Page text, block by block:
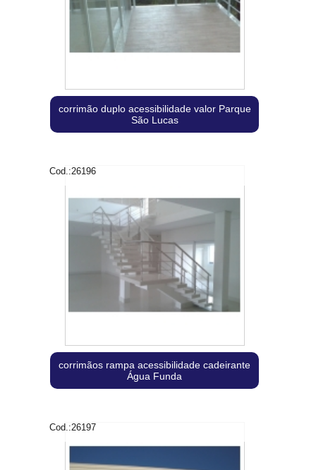
corrimão duplo acessibilidade valor Parque
São Lucas
Cod.:26196
corrimãos rampa acessibilidade cadeirante
Água Funda
Cod.:26197